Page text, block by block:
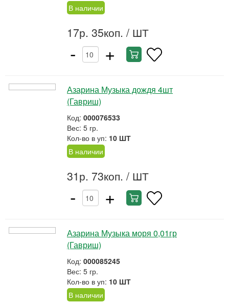
В наличии
17р. 35коп. / ШТ
- +
Азарина Музыка дождя 4шт
(Гавриш)
Код: 000076533
Вес: 5 гр.
Кол-во в уп: 10 ШТ
В наличии
31р. 73коп. / ШТ
- +
Азарина Музыка моря 0,01гр
(Гавриш)
Код: 000085245
Вес: 5 гр.
Кол-во в уп: 10 ШТ
В наличии